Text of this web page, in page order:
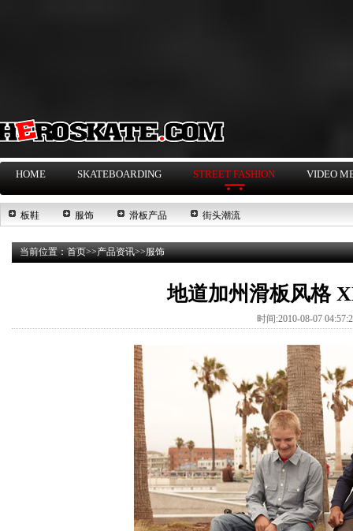
HOME SKATEBOARDING STREET FASHION VIDEO
板鞋 服饰 滑板产品 街头潮流
当前位置：首页>>产品资讯>>服饰
地道加州滑板风格
时间:2010-08-07